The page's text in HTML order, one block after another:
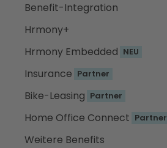
Benefit-Integration
Hrmony+
Hrmony Embedded NEU
Insurance Partner
Bike-Leasing Partner
Home Office Connect Partner
Weitere Benefits